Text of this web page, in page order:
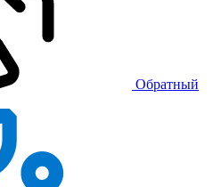
Обратный